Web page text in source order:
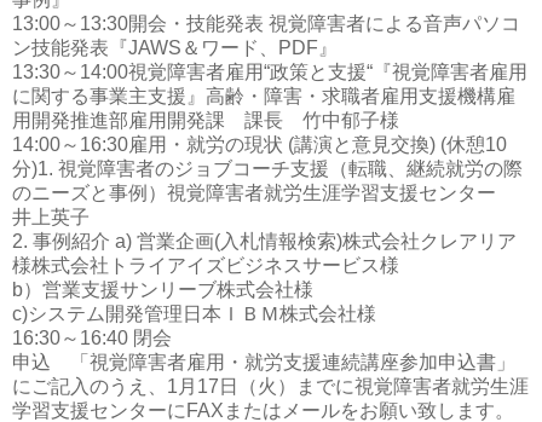
13:00～13:30開会・技能発表 視覚障害者による音声パソコ
ン技能発表『JAWS＆ワード、PDF』
13:30～14:00視覚障害者雇用“政策と支援“『視覚障害者雇用
に関する事業主支援』高齢・障害・求職者雇用支援機構雇
用開発推進部雇用開発課 課長 竹中郁子様
14:00～16:30雇用・就労の現状 (講演と意見交換) (休憩10
分)1. 視覚障害者のジョブコーチ支援（転職、継続就労の際
のニーズと事例）視覚障害者就労生涯学習支援センター
井上英子
2. 事例紹介 a) 営業企画(入札情報検索)株式会社クレアリア
様株式会社トライアイズビジネスサービス様
b）営業支援サンリーブ株式会社様
c)システム開発管理日本ＩＢＭ株式会社様
16:30～16:40 閉会
申込 「視覚障害者雇用・就労支援連続講座参加申込書」
にご記入のうえ、1月17日（火）までに視覚障害者就労生涯
学習支援センターにFAXまたはメールをお願い致します。